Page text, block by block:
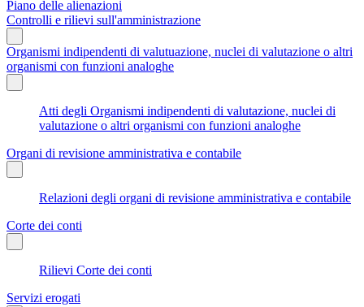
Piano delle alienazioni
Controlli e rilievi sull'amministrazione
Organismi indipendenti di valutuazione, nuclei di valutazione o altri
organismi con funzioni analoghe
Atti degli Organismi indipendenti di valutazione, nuclei di
valutazione o altri organismi con funzioni analoghe
Organi di revisione amministrativa e contabile
Relazioni degli organi di revisione amministrativa e contabile
Corte dei conti
Rilievi Corte dei conti
Servizi erogati